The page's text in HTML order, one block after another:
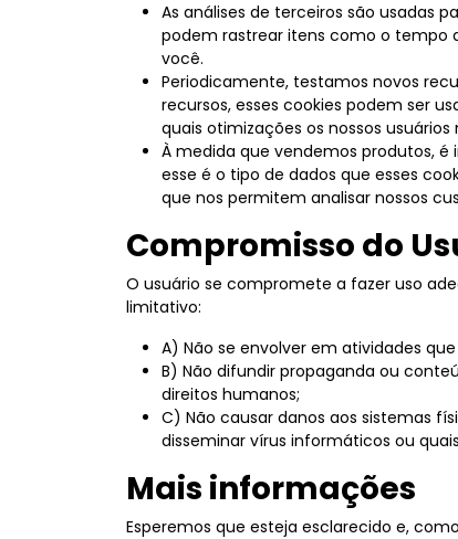
As análises de terceiros são usadas
podem rastrear itens como o tempo
você.
Periodicamente, testamos novos
recursos, esses cookies podem ser
quais otimizações os nossos
À medida que vendemos produtos,
esse é o tipo de dados que esses
que nos permitem analisar nossos
Compromisso do
O usuário se compromete a fazer uso
limitativo:
A) Não se envolver em atividades
B) Não difundir propaganda ou
direitos humanos;
C) Não causar danos aos sistemas
disseminar vírus informáticos ou
Mais informações
Esperemos que esteja esclarecido e,